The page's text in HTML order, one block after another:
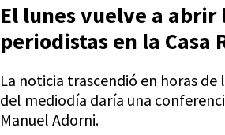
El lunes vuelve a abrir
periodistas en la Casa
La noticia trascendió en horas de
del mediodía daría una
Manuel Adorni.